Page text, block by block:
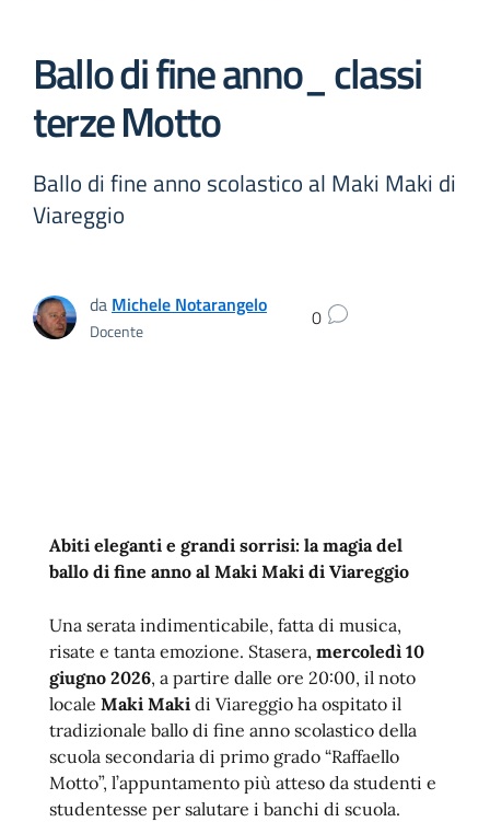
Ballo di fine anno_ classi
terze Motto
Ballo di fine anno scolastico al Maki Maki di
Viareggio
da Michele Notarangelo
Docente 0
Abiti eleganti e grandi sorrisi: la magia del
ballo di fine anno al Maki Maki di Viareggio
Una serata indimenticabile, fatta di musica,
risate e tanta emozione. Stasera, mercoledì 10
giugno 2026, a partire dalle ore 20:00, il noto
locale Maki Maki di Viareggio ha ospitato il
tradizionale ballo di fine anno scolastico della
scuola secondaria di primo grado “Raffaello
Motto”, l’appuntamento più atteso da studenti e
studentesse per salutare i banchi di scuola.